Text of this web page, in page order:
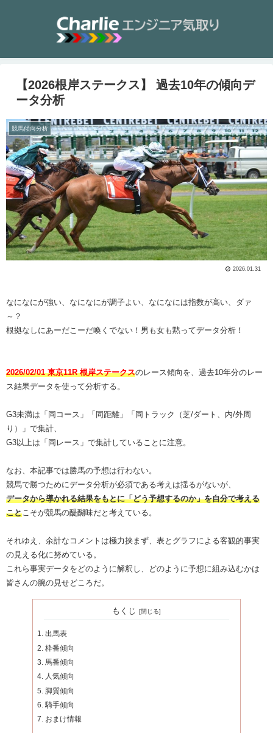
【2026根岸ステークス】 過去10年の傾向デ
ータ分析
競馬傾向分析
2026.01.31
なになにが強い、なになにが調子よい、なになには指数が高い、ダァ
～？
根拠なしにあーだこーだ喚くでない！男も女も黙ってデータ分析！
2026/02/01 東京11R 根岸ステークスのレース傾向を、過去10年分のレー
ス結果データを使って分析する。
G3未満は「同コース」「同距離」「同トラック（芝/ダート、内/外周
り）」で集計、
G3以上は「同レース」で集計していることに注意。
なお、本記事では勝馬の予想は行わない。
競馬で勝つためにデータ分析が必須である考えは揺るがないが、
データから導かれる結果をもとに「どう予想するのか」を自分で考える
ことこそが競馬の醍醐味だと考えている。
それゆえ、余計なコメントは極力挟まず、表とグラフによる客観的事実
の見える化に努めている。
これら事実データをどのように解釈し、どのように予想に組み込むかは
皆さんの腕の見せどころだ。
もくじ
出馬表
枠番傾向
馬番傾向
人気傾向
脚質傾向
騎手傾向
おまけ情報